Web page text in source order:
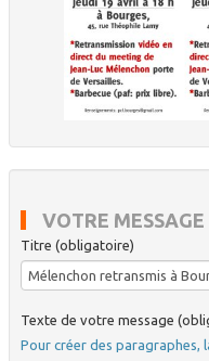
VOTRE MESSAGE
Titre (obligatoire)
Texte de votre message
Pour créer des paragraphes,